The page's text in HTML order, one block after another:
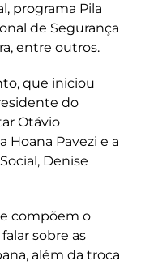
programa Pila
de Segurança
entre outros.
que iniciou
do
Otávio
Hoana Pavezi e a
Denise
compõem o
sobre as
além da troca